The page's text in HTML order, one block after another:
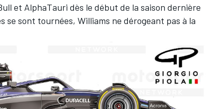
et AlphaTauri dès le début de la saison dernière
se sont tournées, Williams ne dérogeant pas à la